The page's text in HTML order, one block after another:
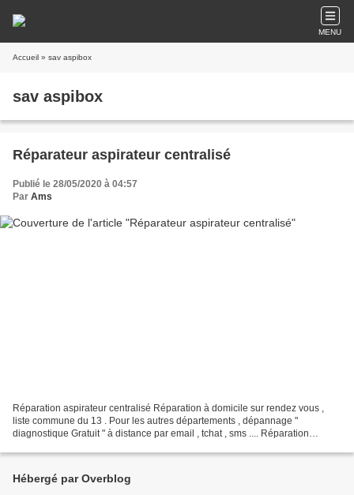
MENU
Accueil » sav aspibox
sav aspibox
Réparateur aspirateur centralisé
Publié le 28/05/2020 à 04:57
Par Ams
Réparation aspirateur centralisé Réparation à domicile sur rendez vous ,
liste commune du 13 . Pour les autres départements , dépannage "
diagnostique Gratuit " à distance par email , tchat , sms .... Réparation
Hébergé par Overblog